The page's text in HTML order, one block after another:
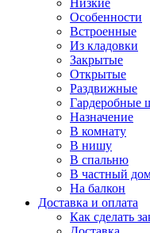
Низкие
Особенности
Встроенные
Из кладовки
Закрытые
Открытые
Раздвижные
Гардеробные
Назначение
В комнату
В нишу
В спальню
В частный
На балкон
Доставка и оплата
Как сделать